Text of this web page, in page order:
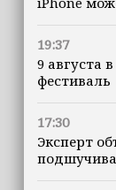
19:37
9 августа
фестиваль
17:30
Эксперт